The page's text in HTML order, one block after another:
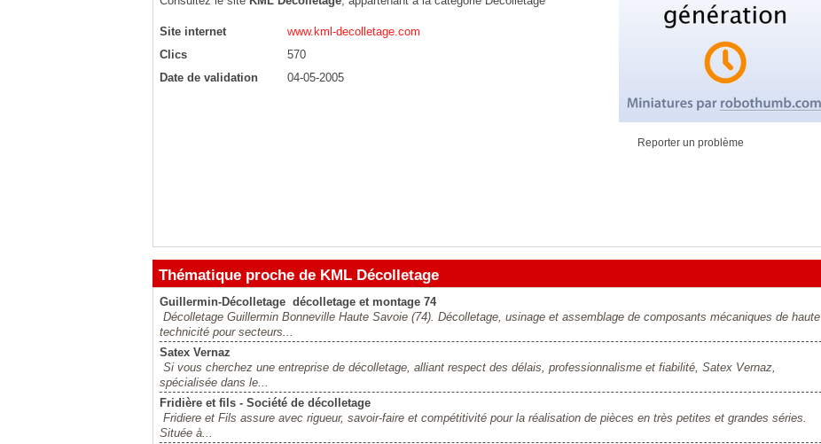
Site internet
www.kml-decolletage.com
Clics
570
Date de validation
04-05-2005
Reporter un problème
Thématique proche de KML Décolletage
Guillermin-Décolletage  décolletage et montage 74
Décolletage Guillermin Bonneville Haute Savoie (74). Décolletage, usinage et assemblage de composants mécaniques de haute
technicité pour secteurs...
Satex Vernaz
Si vous cherchez une entreprise de décolletage, alliant respect des délais, professionnalisme et fiabilité, Satex Vernaz,
spécialisée dans le...
Fridière et fils - Société de décolletage
Fridiere et Fils assure avec rigueur, savoir-faire et compétitivité pour la réalisation de pièces en très petites et grandes séries.
Située à...